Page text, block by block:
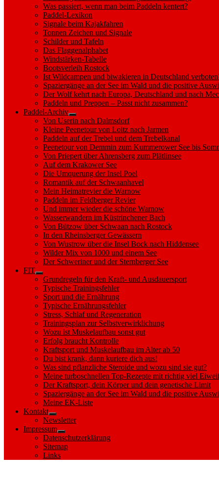
Was passiert, wenn man beim Paddeln kentert?
Paddel-Lexikon
Signale beim Kajakfahren
Tonnen Zeichen und Signale
Schilder und Tafeln
Das Flaggenalphabet
Windstärken-Tabelle
Bootsverleih Rostock
Ist Wildcampen und biwakieren in Deutschland
Spaziergänge an der See im Wald und die positive
Der Wolf kehrt nach Europa, Deutschland und nach
Paddeln und Preppen – Passt nicht zusammen?
Paddel-Archiv
Show
sub
menu
Von Userin nach Dalmsdorf
Kleine Peenetour von Loitz nach Jarmen
Paddeln auf der Trebel und dem Trebelkanal
Peenetour von Demmin zum Kummerower See bis
Von Priepert über Ahrensberg zum Plätlinsee
Auf dem Krakower See
Die Umquerung der Insel Poel
Romantik auf der Schwaanhavel
Mein Heimatrevier die Warnow
Paddeln im Feldberger Revier
Und immer wieder die schöne Warnow
Wasserwandern im Küstrinchener Bach
Von Bützow über Schwaan nach Rostock
In den Rheinsberger Gewässern
Von Wustrow über die Insel Bock nach Hiddensee
Wilder Mix von 1000 und einem See
Der Schweriner und der Sternberger See
FIT
Show
sub
menu
Grundregeln für den Kraft- und Ausdauersport
Typische Trainingsfehler
Sport und die Ernährung
Typische Ernährungsfehler
Stress, Schlaf und Regeneration
Trainingsplan zur Selbstverwirklichung
Wozu ist Muskelaufbau sonst gut
Erfolg braucht Kontrolle
Kraftsport und Muskelaufbau im Alter ab 50
Du bist krank, dann kuriere dich aus!
Was sind pflanzliche Steroide und wozu sind sie gut?
Meine turboschnellen Top-Rezepte mit richtig viel
Der Kraftsport, dein Körper und dein genetische Limit
Spaziergänge an der See im Wald und die positive
Meine EK-Liste
Kontakt
Show
sub
menu
Newsletter
Impressum
Show
sub
menu
Datenschutzerklärung
Sitemap
Links